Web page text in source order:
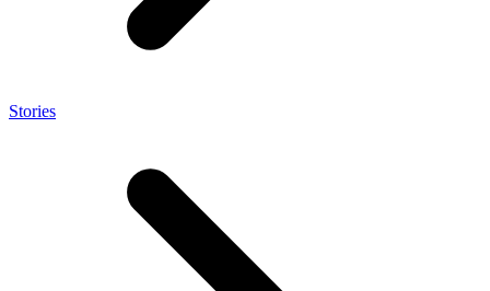
Stories